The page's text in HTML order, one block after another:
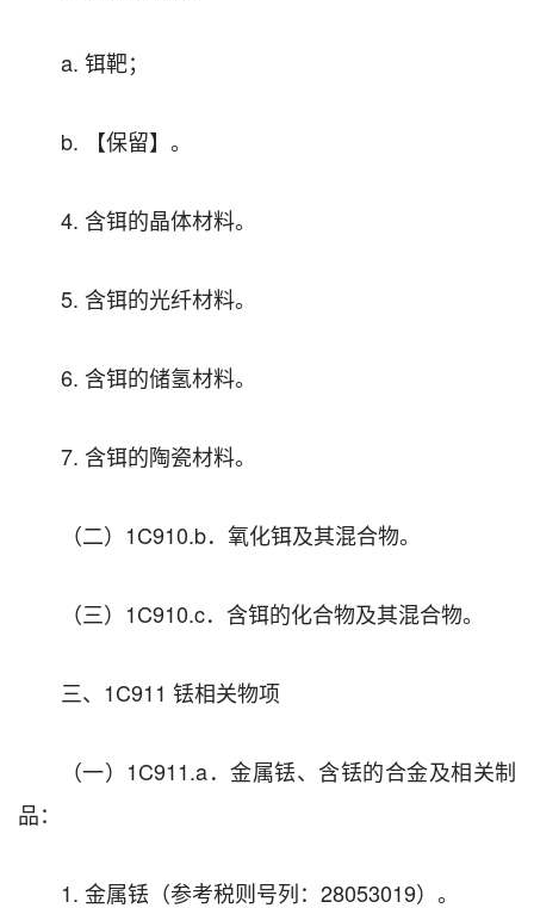
a. 铒靶；
b. 【保留】。
4. 含铒的晶体材料。
5. 含铒的光纤材料。
6. 含铒的储氢材料。
7. 含铒的陶瓷材料。
（二）1C910.b．氧化铒及其混合物。
（三）1C910.c．含铒的化合物及其混合物。
三、1C911 铥相关物项
（一）1C911.a．金属铥、含铥的合金及相关制
品：
1. 金属铥（参考税则号列：28053019）。